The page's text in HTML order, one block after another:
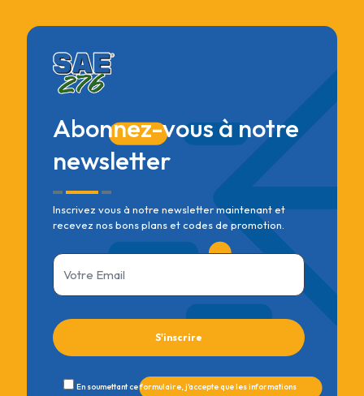
Abonnez-vous à notre
newsletter
Inscrivez vous à notre newsletter maintenant et
recevez nos bons plans et codes de promotion.
En soumettant ce formulaire, j'accepte que les informations